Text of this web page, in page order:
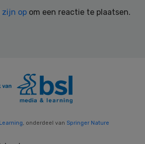
zijn op om een reactie te plaatsen.
, onderdeel van Springer Nature